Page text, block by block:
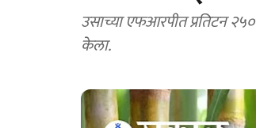
उसाच्या एफआरपीत प्रतिटन
केला.